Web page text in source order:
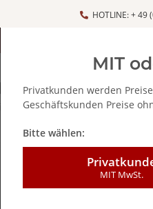
HOTLINE: + 49
BELLA ITALIA -
MIT
Privatkunden werden
Geschäftskunden Preise
Bitte wählen:
MIT MwSt.